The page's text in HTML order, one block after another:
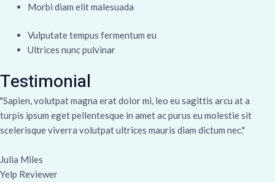
Morbi diam elit malesuada
Vulputate tempus fermentum eu
Ultrices nunc pulvinar
Testimonial
"Sapien, volutpat magna erat dolor mi, leo eu sagittis arcu at a
turpis ipsum eget pellentesque in amet ac purus eu molestie sit
scelerisque viverra volutpat ultrices mauris diam dictum nec."
Julia Miles
Yelp Reviewer